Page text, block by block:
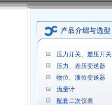
压力开关、差压开关
压力、差压变送器
物位、液位变送器
流量计
配套二次仪表